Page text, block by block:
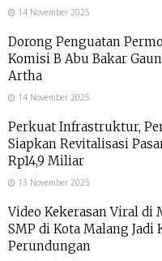
14 November 2025
Dorong Penguatan
Komisi B Abu Bakar
Artha
14 November 2025
Perkuat Infrastruktur,
Siapkan Revitalisasi
Rp14,9 Miliar
13 November 2025
Video Kekerasan Viral di
SMP di Kota Malang Jadi
Perundungan